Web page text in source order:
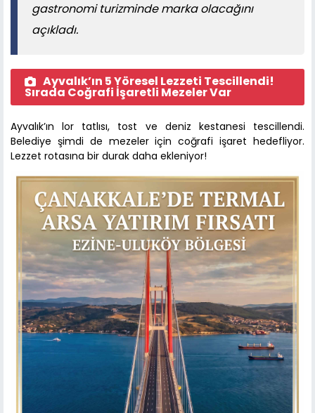
gastronomi turizminde marka olacağını
açıkladı.
Ayvalık’ın 5 Yöresel Lezzeti Tescillendi!
Sırada Coğrafi İşaretli Mezeler Var
Ayvalık’ın lor tatlısı, tost ve deniz kestanesi tescillendi.
Belediye şimdi de mezeler için coğrafi işaret hedefliyor.
Lezzet rotasına bir durak daha ekleniyor!